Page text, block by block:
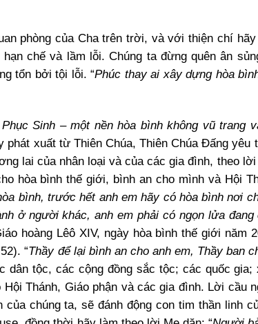
phòng của Cha trên trời, và với thiện chí
chế và lầm lỗi. Chúng ta đừng quên ân
tổn bởi tội lỗi. “Phúc thay ai xây dựng hòa
Sinh – một nền hòa bình không vũ trang
phát xuất từ Thiên Chúa, Thiên Chúa Đấng yêu
lai của nhân loại và của các gia đình, theo
hòa bình thế giới, bình an cho mình và Hội
bình, trước hết anh em hãy có hòa bình nơi
ở người khác, anh em phải có ngọn lửa
hoàng Lêô XIV, ngày hòa bình thế giới năm
“Thầy để lại bình an cho anh em, Thầy ban
dân tộc, các cộng đồng sắc tộc; các quốc
Thánh, Giáo phận và các gia đình. Lời cầu
chúng ta, sẽ đánh động con tim thần linh